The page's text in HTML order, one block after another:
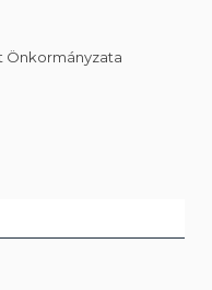
Önkormányzata